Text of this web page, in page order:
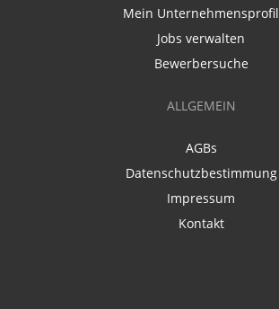
Mein Unternehmensprofil
Jobs verwalten
Bewerbersuche
ALLGEMEIN
AGBs
Datenschutzbestimmung
Impressum
Kontakt